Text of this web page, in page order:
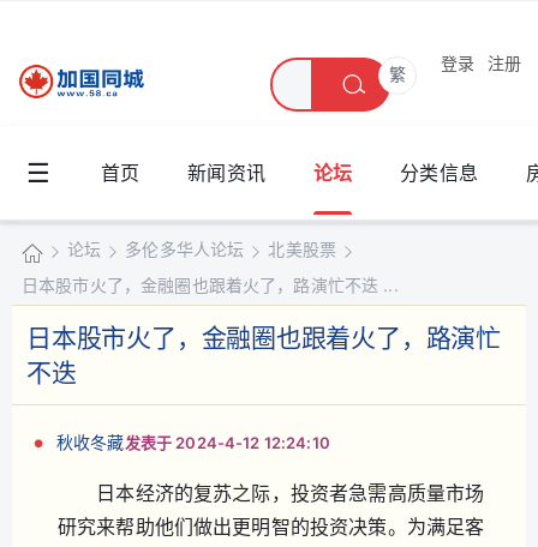
繁
登录 注册
☰ 首页 新闻资讯 论坛 分类信息
加
国
同
城
论坛
›
多伦多华人论坛
›
北美股票
›
日本股市火了，金融圈也跟着火了，路演忙不迭 ...
日本股市火了，金融圈也跟着火了，路演忙
不迭
秋收冬藏发表于 2024-4-12 12:24:10
日本经济的复苏之际，投资者急需高质量市场
研究来帮助他们做出更明智的投资决策。为满足客